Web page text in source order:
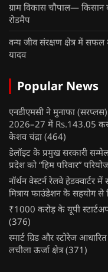
ग्राम विकास चौपाल—
रोडमैप
वन्य जीव संरक्षण क्षेत्र में सफल
यादव
Popular News
एनडीएमसी ने मुनाफा (सरप्लस)
2026–27 में Rs.143.05
केशव चंद्रा (464)
डेलॉइट के प्रमुख सरकारी
प्रदेश को “हिम परिवार”
नॉर्थन वेस्टर्न रेलवे हेडक्वार्टर
मित्राय फाउंडेशन के सहयोग से
₹1000 करोड़ के यूपी
(376)
स्मार्ट ग्रिड और स्टोरेज
लचीला ऊर्जा क्षेत्र (371)